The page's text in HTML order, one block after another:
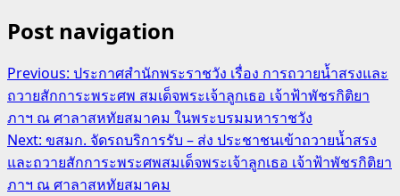
Post navigation
Previous: ประกาศสำนักพระราชวัง เรื่อง การถวายน้ำสรงและ
ถวายสักการะพระศพ สมเด็จพระเจ้าลูกเธอ เจ้าฟ้าพัชรกิติยา
ภาฯ ณ ศาลาสหทัยสมาคม ในพระบรมมหาราชวัง
Next: ขสมก. จัดรถบริการรับ – ส่ง ประชาชนเข้าถวายน้ำสรง
และถวายสักการะพระศพสมเด็จพระเจ้าลูกเธอ เจ้าฟ้าพัชรกิติยา
ภาฯ ณ ศาลาสหทัยสมาคม